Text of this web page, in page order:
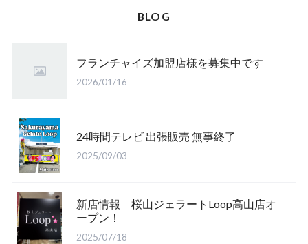
BLOG
フランチャイズ加盟店様を募集中です
2026/01/16
24時間テレビ 出張販売 無事終了
2025/09/03
新店情報 桜山ジェラートLoop高山店オ
ープン！
2025/07/18